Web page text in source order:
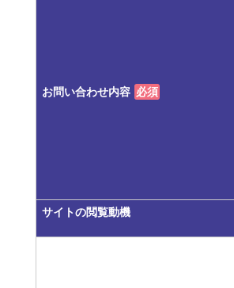
お問い合わせ内容 必須
サイトの閲覧動機